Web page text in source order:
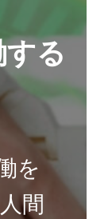
る
を
間